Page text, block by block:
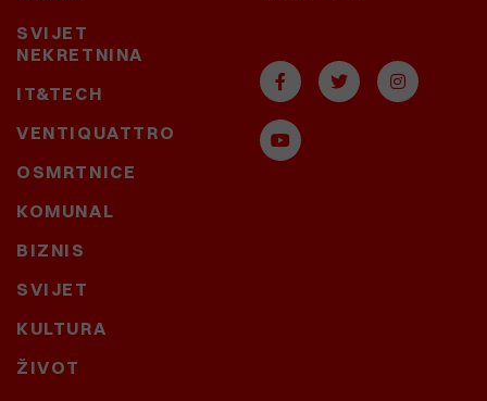
SVIJET
NEKRETNINA
IT&TECH
VENTIQUATTRO
OSMRTNICE
KOMUNAL
BIZNIS
SVIJET
KULTURA
ŽIVOT